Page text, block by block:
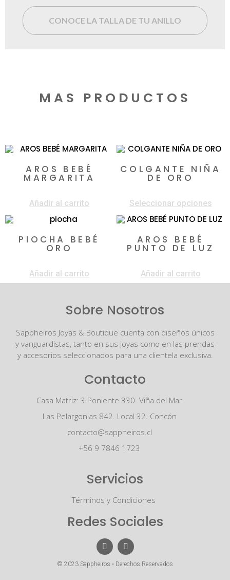
CONOCE LA TALLA DE TU ANILLO
MAS PRODUCTOS
AROS BEBÉ
MARGARITA
Añadir al carrito
COLGANTE NIÑA
DE ORO
Seleccionar opciones
PIOCHA BEBÉ
ORO
Añadir al carrito
AROS BEBÉ
PUNTO DE LUZ
Añadir al carrito
Sobre Nosotros
Sappheiros Joyas & Boutique cuenta con diseños únicos
y vanguardistas, tanto en sus joyas como en las prendas
y accesorios seleccionados para una clientela exclusiva.
Contacto
Casa Matriz: 3 Poniente 330. Viña del Mar
Las Pelargonias 842. Local 32. Concón
contacto@sappheiros.cl
+56 9 7846 1723
Servicios
Términos y Condiciones
Redes Sociales
© 2023 Sappheiros • Derechos Reservados